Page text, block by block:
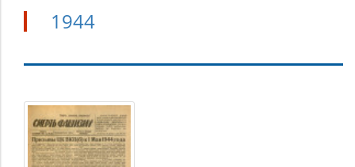
1944
1944